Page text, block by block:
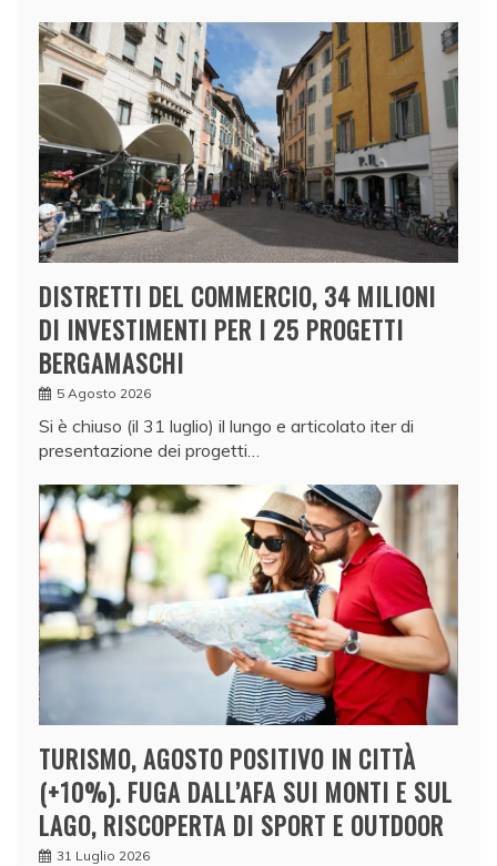
DISTRETTI DEL COMMERCIO, 34 MILIONI
DI INVESTIMENTI PER I 25 PROGETTI
BERGAMASCHI
5 Agosto 2026
Si è chiuso (il 31 luglio) il lungo e articolato iter di
presentazione dei progetti…
TURISMO, AGOSTO POSITIVO IN CITTÀ
(+10%). FUGA DALL’AFA SUI MONTI E SUL
LAGO, RISCOPERTA DI SPORT E OUTDOOR
31 Luglio 2026